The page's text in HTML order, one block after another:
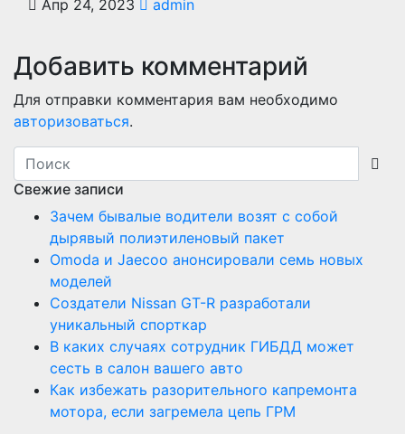
Апр 24, 2023 admin
Добавить комментарий
Для отправки комментария вам необходимо
авторизоваться.
Свежие записи
Зачем бывалые водители возят с собой
дырявый полиэтиленовый пакет
Оmoda и Jaecoo анонсировали семь новых
моделей
Создатели Nissan GT-R разработали
уникальный спорткар
В каких случаях сотрудник ГИБДД может
сесть в салон вашего авто
Как избежать разорительного капремонта
мотора, если загремела цепь ГРМ